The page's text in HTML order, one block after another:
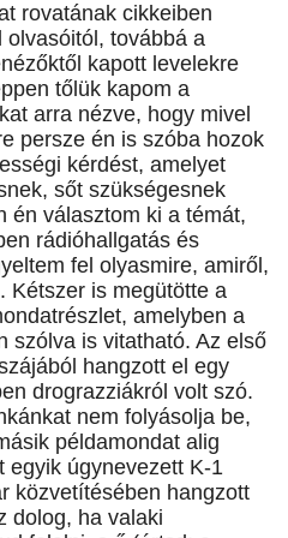
rovatának cikkeiben
továbbá a
kapott levelekre
tőlük kapom a
arra nézve, hogy mivel
persze én is szóba hozok
kérdést, amelyet
sőt szükségesnek
én választom ki a témát,
rádióhallgatás és
fel olyasmire, amiről,
Kétszer is megütötte a
amelyben a
szólva is vitatható. Az első
hangzott el egy
drograzziákról volt szó.
nem folyásolja be,
példamondat alig
egyik úgynevezett K-1
közvetítésében hangzott
dolog, ha valaki